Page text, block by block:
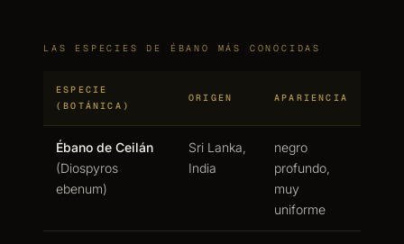
LAS ESPECIES DE ÉBANO MÁS CONOCIDAS
ESPECIE
(BOTÁNICA)
ORIGEN APARIENCIA
Ébano de Ceilán
(Diospyros
ebenum)
Sri Lanka,
India
negro
profundo,
muy
uniforme